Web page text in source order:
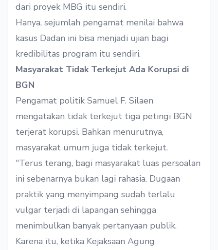
dari proyek MBG itu sendiri.
Hanya, sejumlah pengamat menilai bahwa
kasus Dadan ini bisa menjadi ujian bagi
kredibilitas program itu sendiri.
Masyarakat Tidak Terkejut Ada Korupsi di
BGN
Pengamat politik Samuel F. Silaen
mengatakan tidak terkejut tiga petingi BGN
terjerat korupsi. Bahkan menurutnya,
masyarakat umum juga tidak terkejut.
"Terus terang, bagi masyarakat luas persoalan
ini sebenarnya bukan lagi rahasia. Dugaan
praktik yang menyimpang sudah terlalu
vulgar terjadi di lapangan sehingga
menimbulkan banyak pertanyaan publik.
Karena itu, ketika Kejaksaan Agung